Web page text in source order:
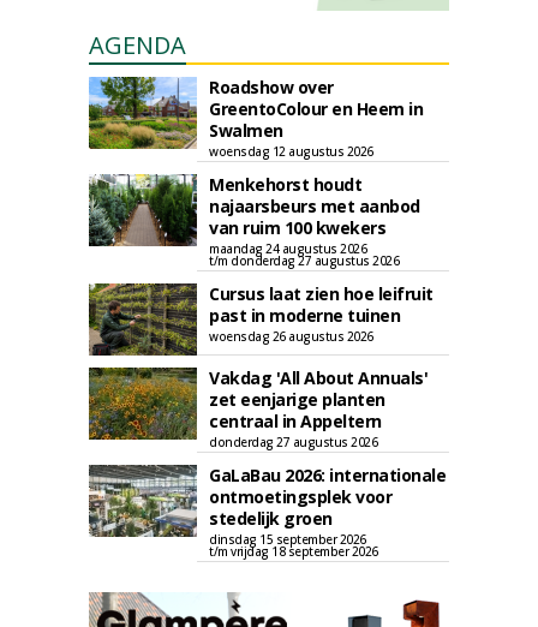
AGENDA
Roadshow over
GreentoColour en Heem in
Swalmen
woensdag 12 augustus 2026
Menkehorst houdt
najaarsbeurs met aanbod
van ruim 100 kwekers
maandag 24 augustus 2026
t/m donderdag 27 augustus 2026
Cursus laat zien hoe leifruit
past in moderne tuinen
woensdag 26 augustus 2026
Vakdag 'All About Annuals'
zet eenjarige planten
centraal in Appeltern
donderdag 27 augustus 2026
GaLaBau 2026: internationale
ontmoetingsplek voor
stedelijk groen
dinsdag 15 september 2026
t/m vrijdag 18 september 2026